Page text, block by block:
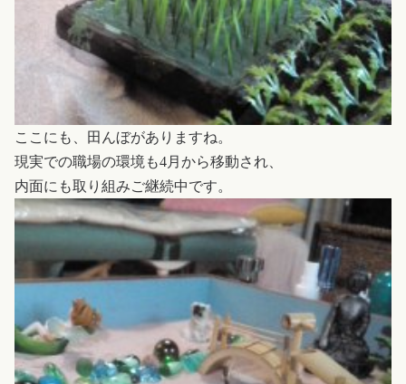
ここにも、田んぼがありますね。
現実での職場の環境も4月から移動され、
内面にも取り組みご継続中です。